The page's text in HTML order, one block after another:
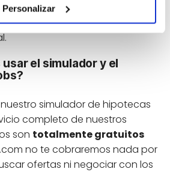
Personalizaralternar entre ambas
encaja mejor con tu
el simulador y el
simulador de hipotecas
completo de nuestros
son totalmente gratuitos
no te cobraremos nada por
ofertas ni negociar con los